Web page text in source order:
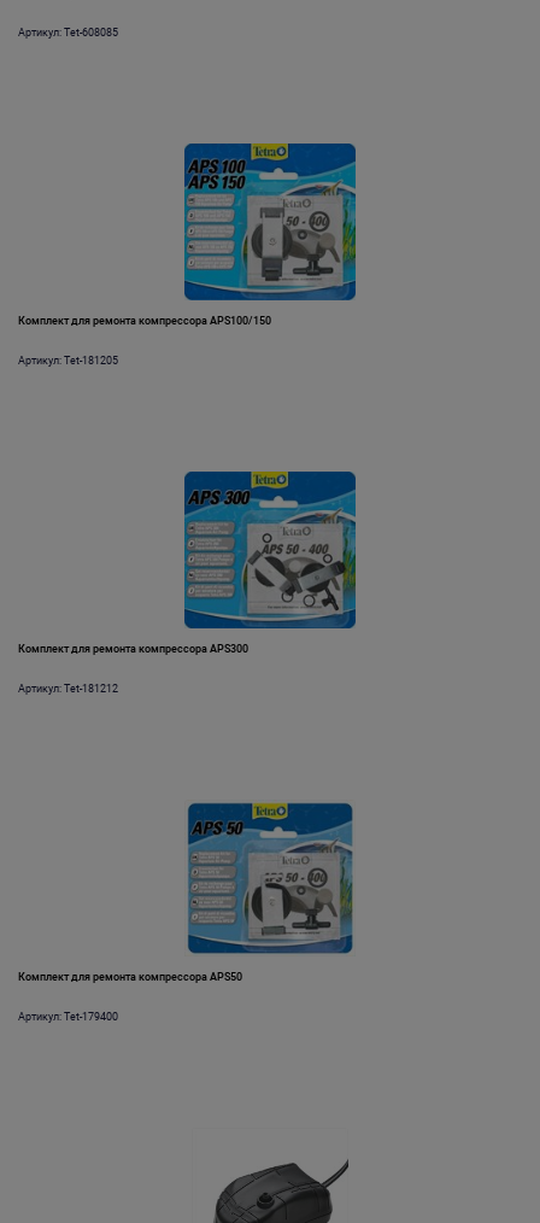
Артикул: Tet-608085
Комплект для ремонта компрессора APS100/150
Артикул: Tet-181205
Комплект для ремонта компрессора APS300
Артикул: Tet-181212
Комплект для ремонта компрессора APS50
Артикул: Tet-179400